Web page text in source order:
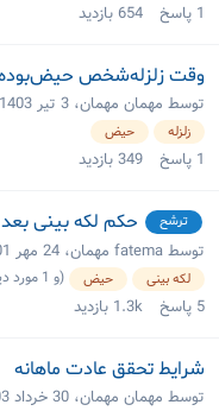
1 پاسخ 654 بازدید
وقت زلزله‌شخص حیض‌بوده
توسط مهمان مهمان، 3 تیر 1403
زلزله حیض
1 پاسخ 349بازدید
ترشح حکم لکه بینی
توسط fatema مهمان، 24 مهر 1401
لکه بینی حیض (و 1 مورد دیگر)
5 پاسخ 1.3k بازدید
شرایط تحقق عادت ماهانه
توسط مهمان مهمان، 30 خرداد 1403